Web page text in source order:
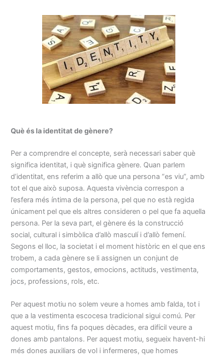
Què és la identitat de gènere?
Per a comprendre el concepte, serà necessari saber què
significa identitat, i què significa gènere. Quan parlem
d’identitat, ens referim a allò que una persona “es viu”, amb
tot el que això suposa. Aquesta vivència correspon a
l’esfera més íntima de la persona, pel que no està regida
únicament pel que els altres consideren o pel que fa aquella
persona. Per la seva part, el gènere és la construcció
social, cultural i simbòlica d’allò masculí i d’allò femení.
Segons el lloc, la societat i el moment històric en el que ens
trobem, a cada gènere se li assignen un conjunt de
comportaments, gestos, emocions, actituds, vestimenta,
jocs, professions, rols, etc.
Per aquest motiu no solem veure a homes amb falda, tot i
que a la vestimenta escocesa tradicional sigui comú. Per
aquest motiu, fins fa poques dècades, era difícil veure a
dones amb pantalons. Per aquest motiu, segueix havent-hi
més dones auxiliars de vol i infermeres, que homes